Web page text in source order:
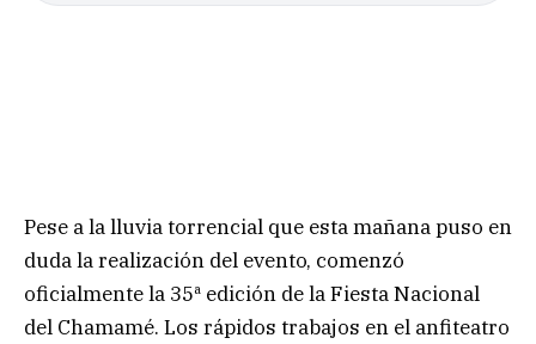
Pese a la lluvia torrencial que esta mañana puso en
duda la realización del evento, comenzó
oficialmente la 35ª edición de la Fiesta Nacional
del Chamamé. Los rápidos trabajos en el anfiteatro